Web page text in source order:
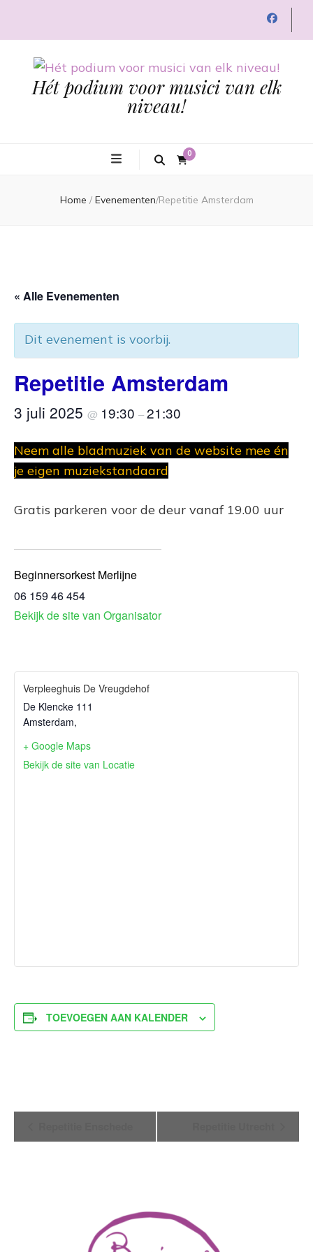
Hét podium voor musici van elk
niveau!
0
Home / Evenementen/Repetitie Amsterdam
« Alle Evenementen
Dit evenement is voorbij.
Repetitie Amsterdam
3 juli 2025 @ 19:30 –21:30
Neem alle bladmuziek van de website mee én
je eigen muziekstandaard
Gratis parkeren voor de deur vanaf 19.00 uur
Beginnersorkest Merlijne
06 159 46 454
Bekijk de site van Organisator
Verpleeghuis De Vreugdehof
De Klencke 111
Amsterdam,
+ Google Maps
Bekijk de site van Locatie
TOEVOEGEN AAN KALENDER
Navigatie